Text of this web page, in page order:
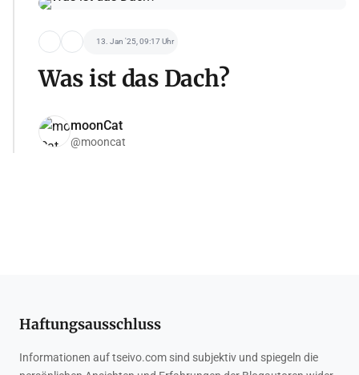
13. Jan '25, 09:17 Uhr
Was ist das Dach?
moonCat
@mooncat
Haftungsausschluss
Informationen auf tseivo.com sind subjektiv und spiegeln die